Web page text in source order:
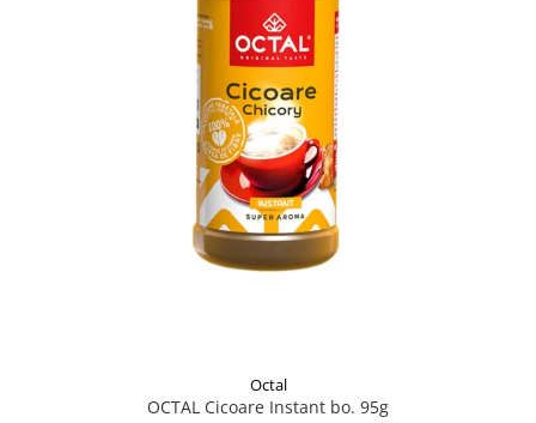
Octal
OCTAL Cicoare Instant bo. 95g